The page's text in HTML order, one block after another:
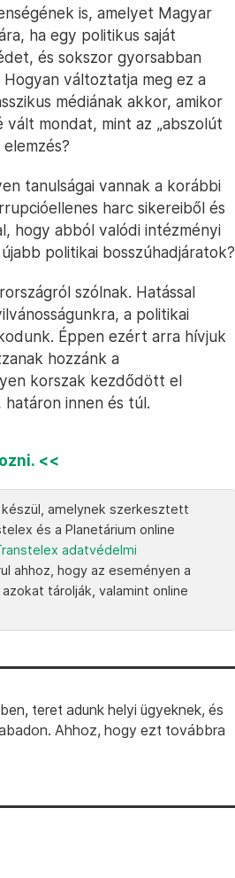
is, amelyet Magyar
ha egy politikus saját
és sokszor gyorsabban
Hogyan változtatja meg ez a
médiának akkor, amikor
mondat, mint az „abszolút
tanulságai vannak a korábbi
harc sikereiből és
hogy abból valódi intézményi
politikai bosszúhadjáratok?
szólnak. Hatással
a politikai
Éppen ezért arra hívjuk
hozzánk a
korszak kezdődött el
innen és túl.
<<
amelynek szerkesztett
és a Planetárium online
adatvédelmi
ahhoz, hogy az eseményen a
tárolják, valamint online
teret adunk helyi ügyeknek, és
Ahhoz, hogy ezt továbbra